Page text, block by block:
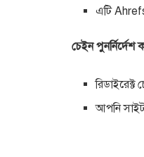
এটি
চেইন পুনর্নির্দেশ
আপনি